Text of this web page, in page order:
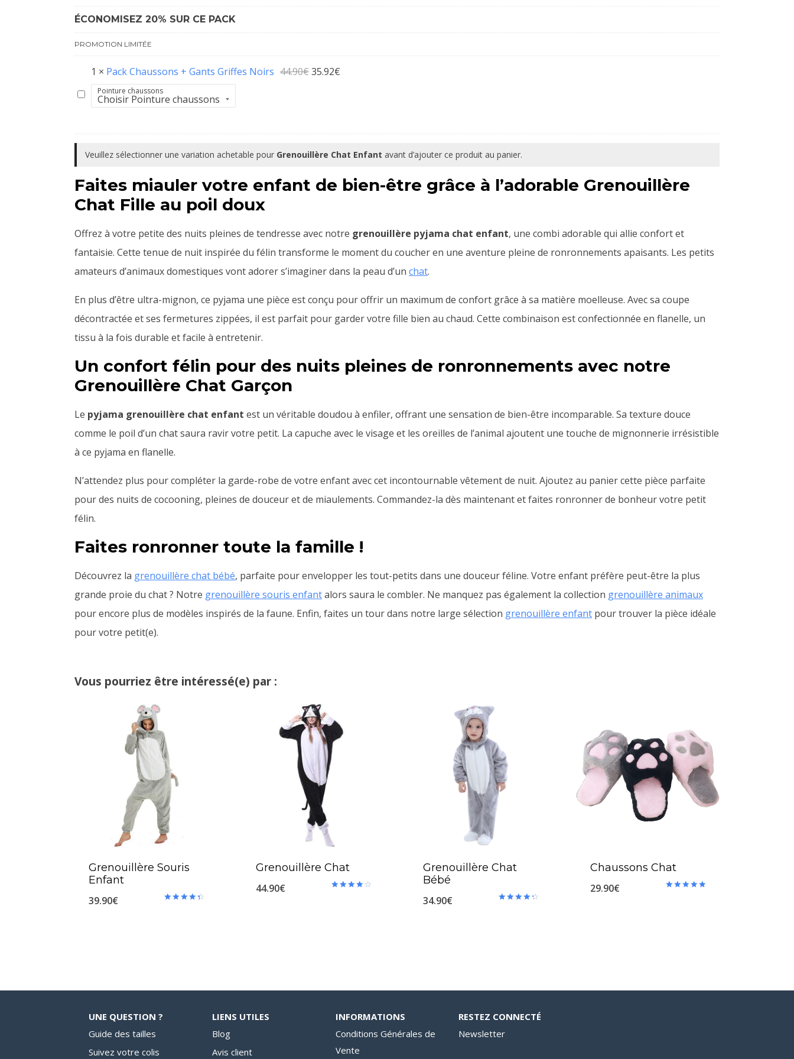
Chat
ÉCONOMISEZ 20% SUR CE PACK
PROMOTION LIMITÉE
Pack
+
Gants
Noirs
1 × Pack Chaussons + Gants Griffes Noirs 44.90€Le
35.92€
Pointure chaussons
Veuillez sélectionner une variation achetable pour Grenouillère Chat Enfant avant d’ajouter ce produit au panier.
Faites miauler votre enfant de bien-être grâce à l’adorable Grenouillère
Chat Fille au poil doux
Offrez à votre petite des nuits pleines de tendresse avec notre grenouillère pyjama chat enfant, une combi adorable qui allie confort et
fantaisie. Cette tenue de nuit inspirée du félin transforme le moment du coucher en une aventure pleine de ronronnements apaisants. Les petits
amateurs d’animaux domestiques vont adorer s’imaginer dans la peau d’un chat.
En plus d’être ultra-mignon, ce pyjama une pièce est conçu pour offrir un maximum de confort grâce à sa matière moelleuse. Avec sa coupe
décontractée et ses fermetures zippées, il est parfait pour garder votre fille bien au chaud. Cette combinaison est confectionnée en flanelle, un
tissu à la fois durable et facile à entretenir.
Un confort félin pour des nuits pleines de ronronnements avec notre
Grenouillère Chat Garçon
Le pyjama grenouillère chat enfant est un véritable doudou à enfiler, offrant une sensation de bien-être incomparable. Sa texture douce
comme le poil d’un chat saura ravir votre petit. La capuche avec le visage et les oreilles de l’animal ajoutent une touche de mignonnerie irrésistible
à ce pyjama en flanelle.
N’attendez plus pour compléter la garde-robe de votre enfant avec cet incontournable vêtement de nuit. Ajoutez au panier cette pièce parfaite
pour des nuits de cocooning, pleines de douceur et de miaulements. Commandez-la dès maintenant et faites ronronner de bonheur votre petit
félin.
Faites ronronner toute la famille !
Découvrez la grenouillère chat bébé, parfaite pour envelopper les tout-petits dans une douceur féline. Votre enfant préfère peut-être la plus
grande proie du chat ? Notre grenouillère souris enfantalors saura le combler. Ne manquez pas également la collection grenouillère animaux
pour encore plus de modèles inspirés de la faune. Enfin, faites un tour dans notre large sélection grenouillère enfant pour trouver la pièce idéale
pour votre petit(e).
Vous pourriez être intéressé(e) par :
Grenouillère Souris
Enfant
39.90€
Grenouillère Chat
44.90€
Grenouillère Chat
Bébé
34.90€
Chaussons Chat
29.90€
UNE QUESTION ?
Guide des tailles
Suivez votre colis
LIENS UTILES
Blog
Avis client
INFORMATIONS
Conditions Générales de
Vente
RESTEZ CONNECTÉ
Newsletter